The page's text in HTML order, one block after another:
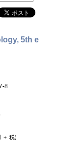
5th e
8
＋ 税)